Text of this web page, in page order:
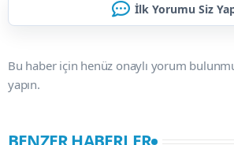
İlk Yorumu Siz
Bu haber için henüz onaylı yorum
yapın.